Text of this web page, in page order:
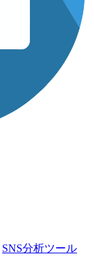
SNS分析ツール